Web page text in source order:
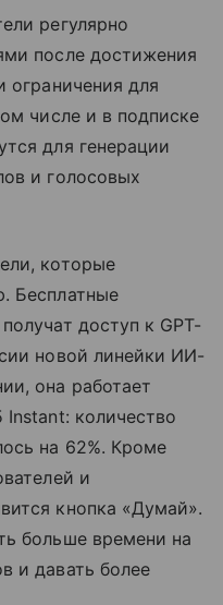
регулярно
после достижения
ограничения для
числе и в подписке
для генерации
и голосовых
которые
Бесплатные
доступ к GPT-
новой линейки ИИ-
она работает
количество
на 62%. Кроме
и
кнопка «Думай».
больше времени на
и давать более